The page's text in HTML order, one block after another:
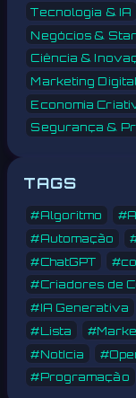
Tecnologia & IA
Negócios &
Ciência &
Marketing
Economia
Segurança &
TAGS
#Algoritmo
#Automação
#ChatGPT
#Criadores de
#IA Generativa
#Lista
#Notícia
#Programação